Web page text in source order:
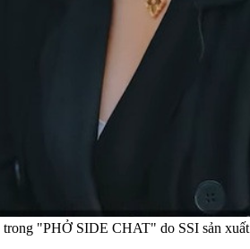
trong "PHỞ SIDE CHAT" do SSI sản xuất